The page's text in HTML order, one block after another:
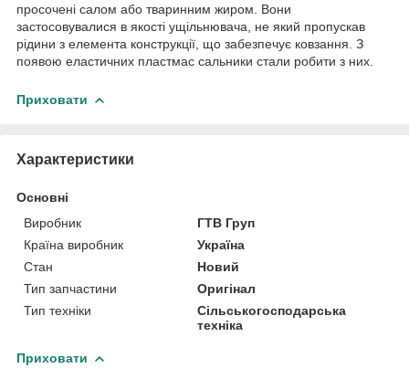
просочені салом або тваринним жиром. Вони
застосовувалися в якості ущільнювача, не який пропускав
рідини з елемента конструкції, що забезпечує ковзання. З
появою еластичних пластмас сальники стали робити з них.
Приховати
Характеристики
Основні
Виробник
ГТВ Груп
Країна виробник
Україна
Стан
Новий
Тип запчастини
Оригінал
Тип техніки
Сільськогосподарська
техніка
Приховати